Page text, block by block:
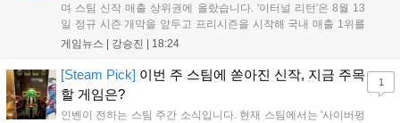
며 스팀 신작 매출 상위권에 올랐습니다. '이터널 리턴'은 8월 13
일 정규 시즌 개막을 앞두고 프리시즌을 시작해 국내 매출 1위를
기록했습니다. 25주년을 맞은 '고스트 리콘' 시리즈는 8월 6일 쇼
'마블 투혼: 파이팅 소울즈'와 레트로 수리 시뮬레이션 '리스토
리'도 스팀에 정식 출시되었습니다....
게임뉴스 | 강승진 18:24
[Steam Pick] 이번 주 스팀에 쏟아진 신작, 지금 주목
할 게임은?
인벤이 전하는 스팀 주간 소식입니다. 현재 스팀에서는 '사이버펑
1